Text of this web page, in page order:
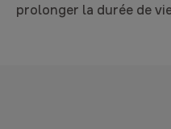
prolonger la durée de